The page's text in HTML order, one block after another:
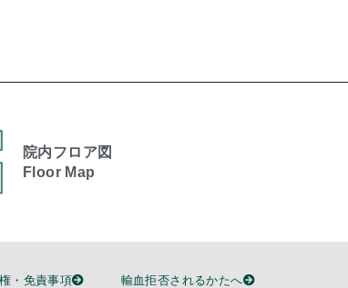
院内フロア図
Floor Map
・免責事項 輸血拒否されるかたへ